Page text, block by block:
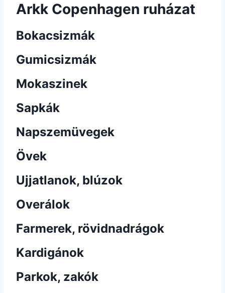
Arkk Copenhagen ruházat
Bokacsizmák
Gumicsizmák
Mokaszinek
Sapkák
Napszemüvegek
Övek
Ujjatlanok, blúzok
Overálok
Farmerek, rövidnadrágok
Kardigánok
Parkok, zakók